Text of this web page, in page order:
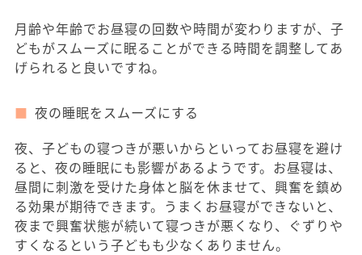
月齢や年齢でお昼寝の回数や時間が変わりますが、子
どもがスムーズに眠ることができる時間を調整してあ
げられると良いですね。
夜の睡眠をスムーズにする
夜、子どもの寝つきが悪いからといってお昼寝を避け
ると、夜の睡眠にも影響があるようです。お昼寝は、
昼間に刺激を受けた身体と脳を休ませて、興奮を鎮め
る効果が期待できます。うまくお昼寝ができないと、
夜まで興奮状態が続いて寝つきが悪くなり、ぐずりや
すくなるという子どもも少なくありません。